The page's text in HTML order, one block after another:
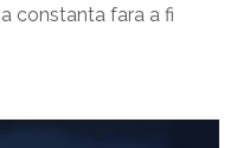
constanta fara a fi